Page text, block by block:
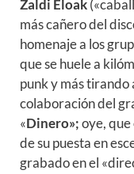
Zaldi Eloak
más cañero del
homenaje a los
que se huele a
punk y más tirando
colaboración del
«Dinero»;oye,
de su puesta en
grabado en el